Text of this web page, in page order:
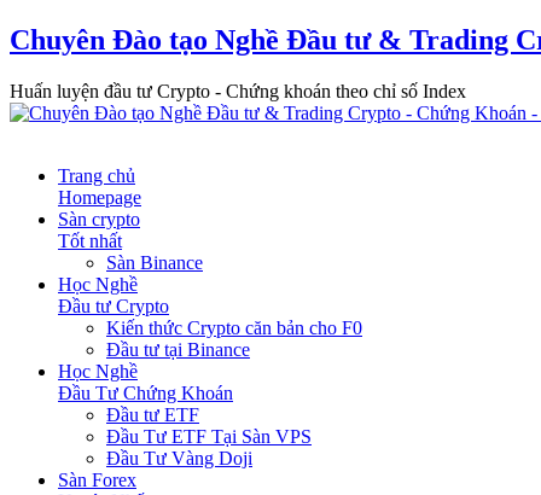
Chuyên Đào tạo Nghề Đầu tư & Trading
Huấn luyện đầu tư Crypto - Chứng khoán theo chỉ số Index
Trang chủ
Homepage
Sàn crypto
Tốt nhất
Sàn Binance
Học Nghề
Đầu tư Crypto
Kiến thức Crypto căn bản cho F0
Đầu tư tại Binance
Học Nghề
Đầu Tư Chứng Khoán
Đầu tư ETF
Đầu Tư ETF Tại Sàn VPS
Đầu Tư Vàng Doji
Sàn Forex